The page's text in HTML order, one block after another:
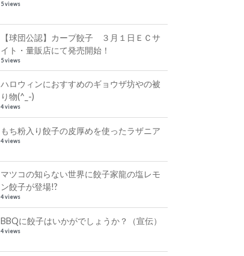
5 views
【球団公認】カープ餃子 ３月１日ＥＣサ
イト・量販店にて発売開始！
5 views
ハロウィンにおすすめのギョウザ坊やの被
り物(^_-)
4 views
もち粉入り餃子の皮厚めを使ったラザニア
4 views
マツコの知らない世界に餃子家龍の塩レモ
ン餃子が登場!?
4 views
BBQに餃子はいかがでしょうか？（宣伝）
4 views